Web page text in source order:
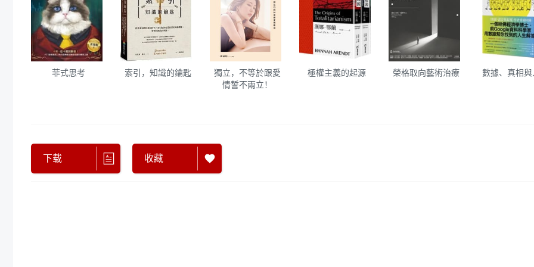
菲式思考 索引，知識的鑰匙
獨立，不等於跟愛
情誓不兩立！
極權主義的起源 榮格取向藝術治療 數據、真相與
下载 收藏